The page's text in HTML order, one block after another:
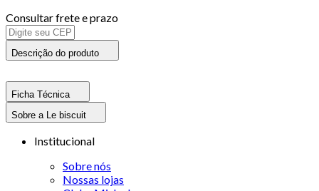
Consultar frete e prazo
Descrição do produto
Ficha Técnica
Sobre a Le biscuit
Institucional
Sobre nós
Nossas lojas